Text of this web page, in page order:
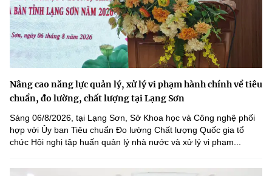
Nâng cao năng lực quản lý, xử lý vi phạm hành chính về tiêu
chuẩn, đo lường, chất lượng tại Lạng Sơn
Sáng 06/8/2026, tại Lạng Sơn, Sở Khoa học và Công nghệ phối
hợp với Ủy ban Tiêu chuẩn Đo lường Chất lượng Quốc gia tổ
chức Hội nghị tập huấn quản lý nhà nước và xử lý vi phạm...